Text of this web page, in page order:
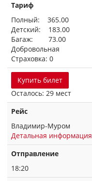
Тариф
Полный: 365.00
Детский: 183.00
Багаж: 73.00
Добровольная
Страховка: 0
Купить билет
Осталось: 29 мест
Рейс
Владимир-Муром
Детальная информация
Отправление
18:20